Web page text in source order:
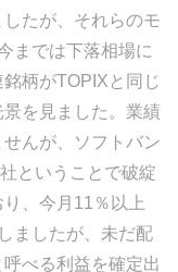
たが、それらのモ
までは下落相場に
柄がTOPIXと同じ
を見ました。業績
んが、ソフトバン
ということで破綻
、今月11％以上
ましたが、未だ配
べる利益を確定出